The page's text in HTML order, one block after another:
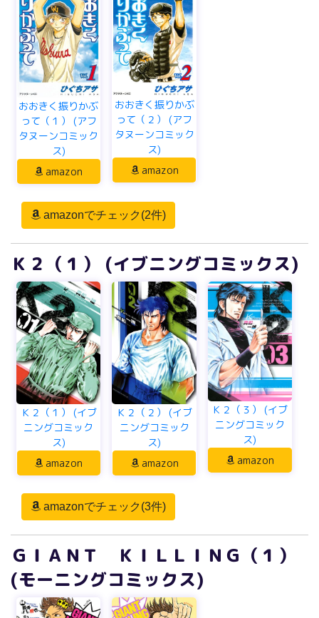
おおきく振りかぶ
って（１） (アフ
タヌーンコミック
ス)
amazon
おおきく振りかぶ
って（２） (アフ
タヌーンコミック
ス)
amazon
amazonでチェック(2件)
Ｋ２（１） (イブニングコミックス)
Ｋ２（１） (イブ
ニングコミック
ス)
amazon
Ｋ２（２） (イブ
ニングコミック
ス)
amazon
Ｋ２（３） (イブ
ニングコミック
ス)
amazon
amazonでチェック(3件)
ＧＩＡＮＴ ＫＩＬＬＩＮＧ（１）
(モーニングコミックス)